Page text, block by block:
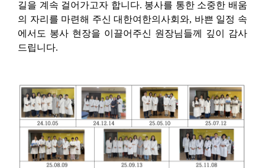
길을 계속 걸어가고자 합니다. 봉사를 통한 소중한 배움
의 자리를 마련해 주신 대한여한의사회와, 바쁜 일정 속
에서도 봉사 현장을 이끌어주신 원장님들께 깊이 감사
드립니다.